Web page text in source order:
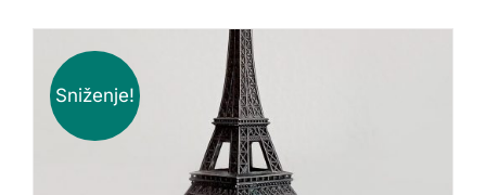
Sniženje!